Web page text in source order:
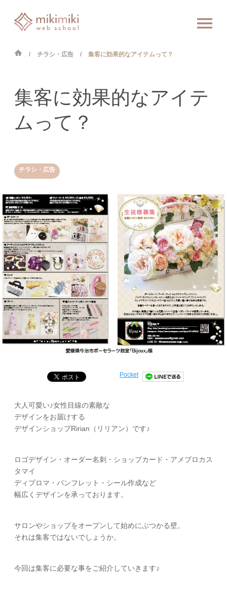
チラシ・広告 集客に効果的なアイテムって？
チラシ・広告
集客に効果的なアイテ
ムって？
Pocket
大人可愛い♪女性目線の素敵な
デザインをお届けする
デザインショップRirian（リリアン）です♪
ロゴデザイン・オーダー名刺・ショップカード・アメブロカス
タマイ
ディプロマ・パンフレット・シール作成など
幅広くデザインを承っております。
サロンやショップをオープンして始めにぶつかる壁。
それは集客ではないでしょうか。
今回は集客に必要な事をご紹介していきます♪